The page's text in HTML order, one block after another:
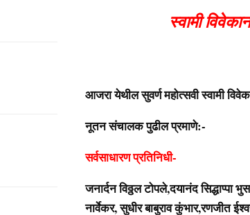
स्वामी
आजरा येथील सुवर्ण महोत्सवी स्वामी
नूतन संचालक पुढील प्रमाणे:-
सर्वसाधारण प्रतिनिधी-
जनार्दन विठ्ठल टोपले,दयानंद सिद्धाप्पा
नार्वेकर, सुधीर बाबुराव कुंभार,रणजीत